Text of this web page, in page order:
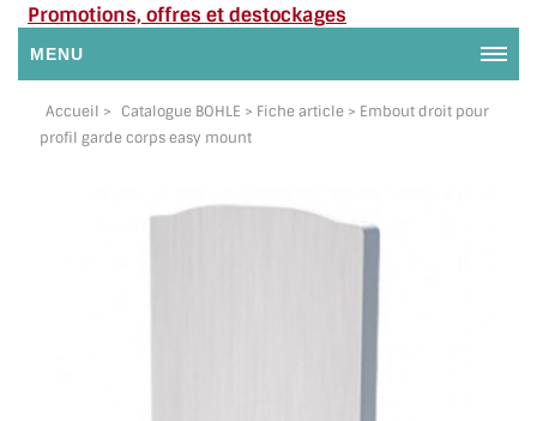
Promotions, offres et destockages
MENU
NOUS CONTACTER
DEMANDE DE DEVIS
Accueil > Catalogue BOHLE > Fiche article > Embout droit pour
profil garde corps easy mount